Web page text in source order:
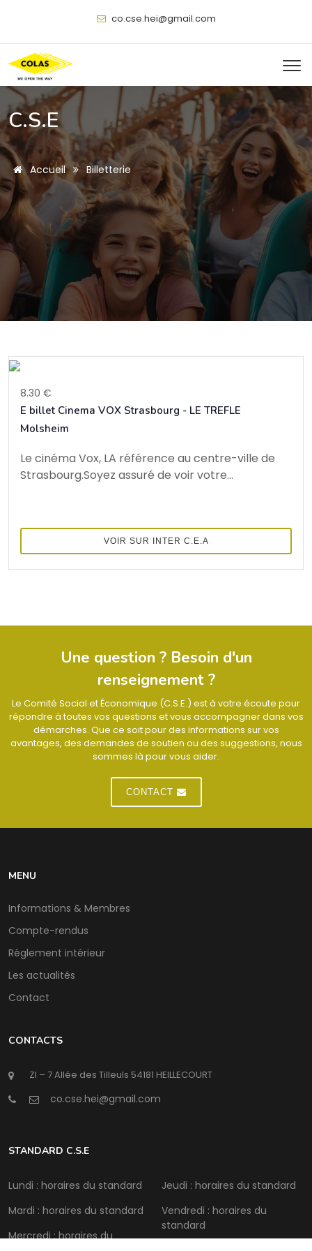
@
C.S.E
Accueil Billetterie
8.30 €
E billet Cinema VOX Strasbourg - LE TREFLE
Molsheim
Le cinéma Vox, LA référence au centre-ville de
Strasbourg.Soyez assuré de voir votre...
VOIR SUR INTER C.E.A
Une question ? Besoin d'un
renseignement ?
Le Comité Social et Économique (C.S.E.) est à votre écoute pour
répondre à toutes vos questions et vous accompagner dans vos
démarches. Que ce soit pour des informations sur vos
avantages, des demandes de soutien ou des suggestions, nous
sommes là pour vous aider.
CONTACT
MENU
Informations & Membres
Compte-rendus
Réglement intérieur
Les actualités
Contact
CONTACTS
ZI – 7 Allée des Tilleuls 54181 HEILLECOURT
@
STANDARD C.S.E
Lundi : horaires du standard
Mardi : horaires du standard
Mercredi : horaires du
Jeudi : horaires du standard
Vendredi : horaires du
standard